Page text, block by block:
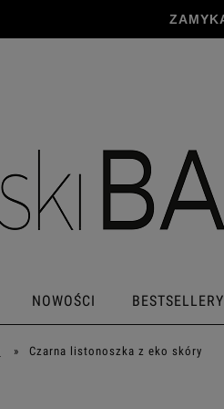
NOWOŚCI BESTSELLERY
» Czarna listonoszka z eko skóry